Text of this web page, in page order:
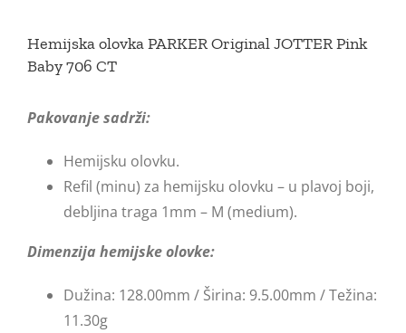
Hemijska olovka PARKER Original JOTTER Pink
Baby 706 CT
Pakovanje sadrži:
Hemijsku olovku.
Refil (minu) za hemijsku olovku – u plavoj boji,
debljina traga 1mm – M (medium).
Dimenzija hemijske olovke:
Dužina: 128.00mm / Širina: 9.5.00mm / Težina:
11.30g